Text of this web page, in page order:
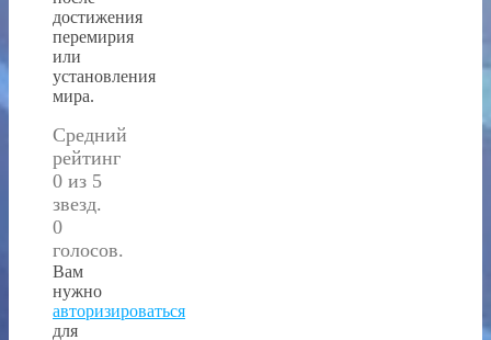
достижения
перемирия
или
установления
мира.
Средний
рейтинг
0 из 5
звезд.
0
голосов.
Вам
нужно
авторизироваться
для